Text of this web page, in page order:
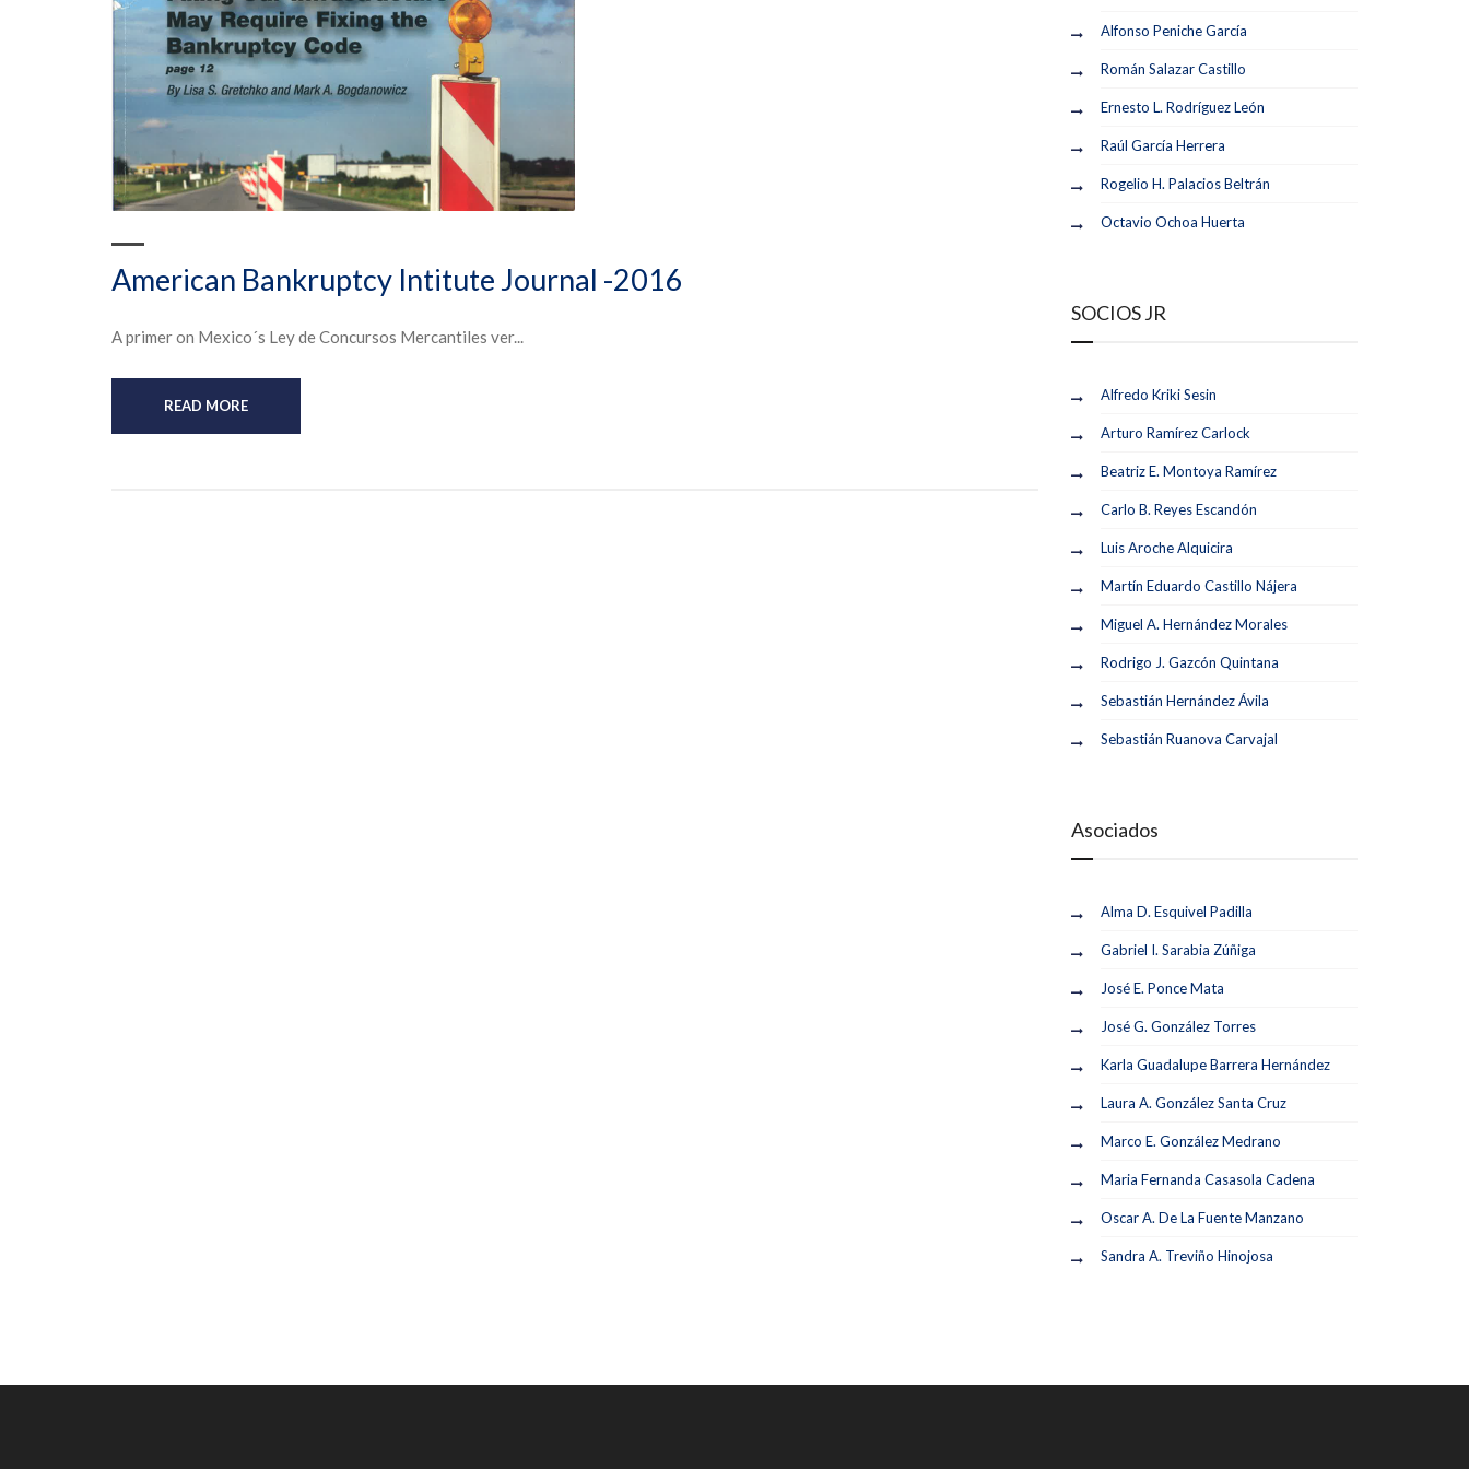
American Bankruptcy Intitute Journal -2016
A primer on Mexico´s Ley de Concursos Mercantiles ver...
READ MORE
Alfonso Peniche García
Román Salazar Castillo
Ernesto L. Rodríguez León
Raúl García Herrera
Rogelio H. Palacios Beltrán
Octavio Ochoa Huerta
SOCIOS JR
Alfredo Kriki Sesin
Arturo Ramírez Carlock
Beatriz E. Montoya Ramírez
Carlo B. Reyes Escandón
Luis Aroche Alquicira
Martín Eduardo Castillo Nájera
Miguel A. Hernández Morales
Rodrigo J. Gazcón Quintana
Sebastián Hernández Ávila
Sebastián Ruanova Carvajal
Asociados
Alma D. Esquivel Padilla
Gabriel I. Sarabia Zúñiga
José E. Ponce Mata
José G. González Torres
Karla Guadalupe Barrera Hernández
Laura A. González Santa Cruz
Marco E. González Medrano
Maria Fernanda Casasola Cadena
Oscar A. De La Fuente Manzano
Sandra A. Treviño Hinojosa